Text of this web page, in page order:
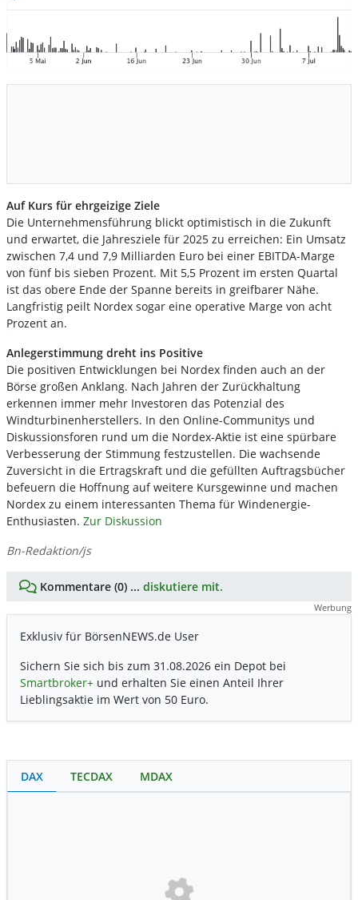
Auf Kurs für ehrgeizige Ziele
Die Unternehmensführung blickt optimistisch in die Zukunft
und erwartet, die Jahresziele für 2025 zu erreichen: Ein Umsatz
zwischen 7,4 und 7,9 Milliarden Euro bei einer EBITDA-Marge
von fünf bis sieben Prozent. Mit 5,5 Prozent im ersten Quartal
ist das obere Ende der Spanne bereits in greifbarer Nähe.
Langfristig peilt Nordex sogar eine operative Marge von acht
Prozent an.
Anlegerstimmung dreht ins Positive
Die positiven Entwicklungen bei Nordex finden auch an der
Börse großen Anklang. Nach Jahren der Zurückhaltung
erkennen immer mehr Investoren das Potenzial des
Windturbinenherstellers. In den Online-Communitys und
Diskussionsforen rund um die Nordex-Aktie ist eine spürbare
Verbesserung der Stimmung festzustellen. Die wachsende
Zuversicht in die Ertragskraft und die gefüllten Auftragsbücher
befeuern die Hoffnung auf weitere Kursgewinne und machen
Nordex zu einem interessanten Thema für Windenergie-
Enthusiasten. Zur Diskussion
Bn-Redaktion/js
Kommentare (0) ... diskutiere mit.
Werbung
Exklusiv für BörsenNEWS.de User
Sichern Sie sich bis zum 31.08.2026 ein Depot bei
Smartbroker+ und erhalten Sie einen Anteil Ihrer
Lieblingsaktie im Wert von 50 Euro.
DAX TECDAX MDAX